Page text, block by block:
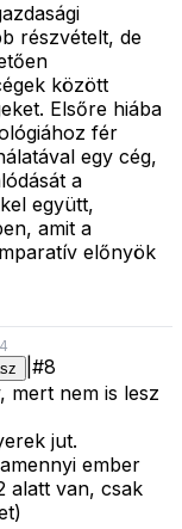
részvételt, de
között
Elsőre hiába
fér
egy cég,
a
együtt,
amit a
előnyök
#8
mert nem is lesz
jut.
ember
alatt van, csak